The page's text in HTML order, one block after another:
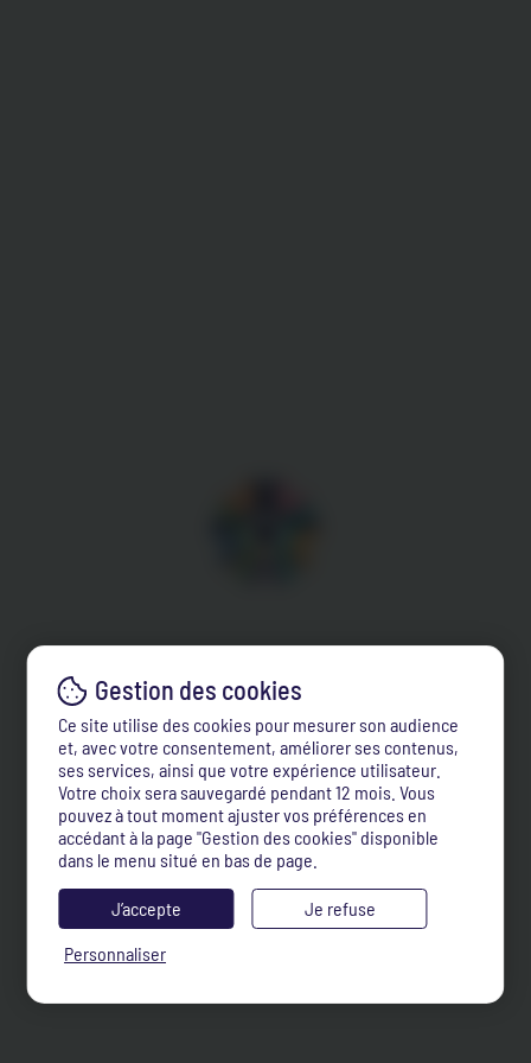
Ce site utilise des cookies pour mesurer son audience
et, avec votre consentement, améliorer ses contenus,
ses services, ainsi que votre expérience utilisateur.
Votre choix sera sauvegardé pendant 12 mois. Vous
pouvez à tout moment ajuster vos préférences en
accédant à la page "Gestion des cookies" disponible
dans le menu situé en bas de page.
J’accepte
Je refuse
Personnaliser